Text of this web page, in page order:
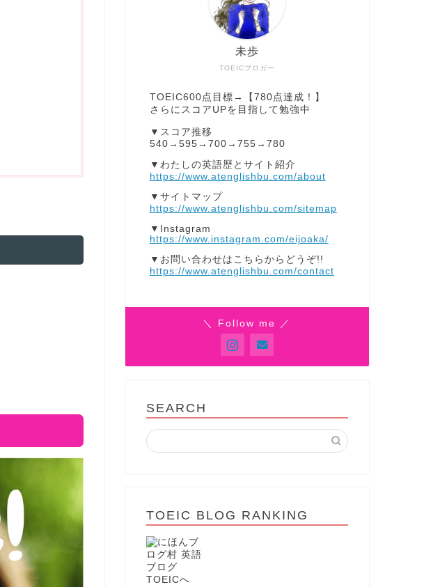
TOEICブロガー
未歩
TOEIC600点目標→【780点達成！】
さらにスコアUPを目指して勉強中
▼スコア推移
540→595→700→755→780
▼わたしの英語歴とサイト紹介
https://www.atenglishbu.com/about
▼サイトマップ
https://www.atenglishbu.com/sitemap
▼Instagram
https://www.instagram.com/eijoaka/
▼お問い合わせはこちらからどうぞ!!
https://www.atenglishbu.com/contact
＼ Follow me ／
SEARCH
TOEIC BLOG RANKING